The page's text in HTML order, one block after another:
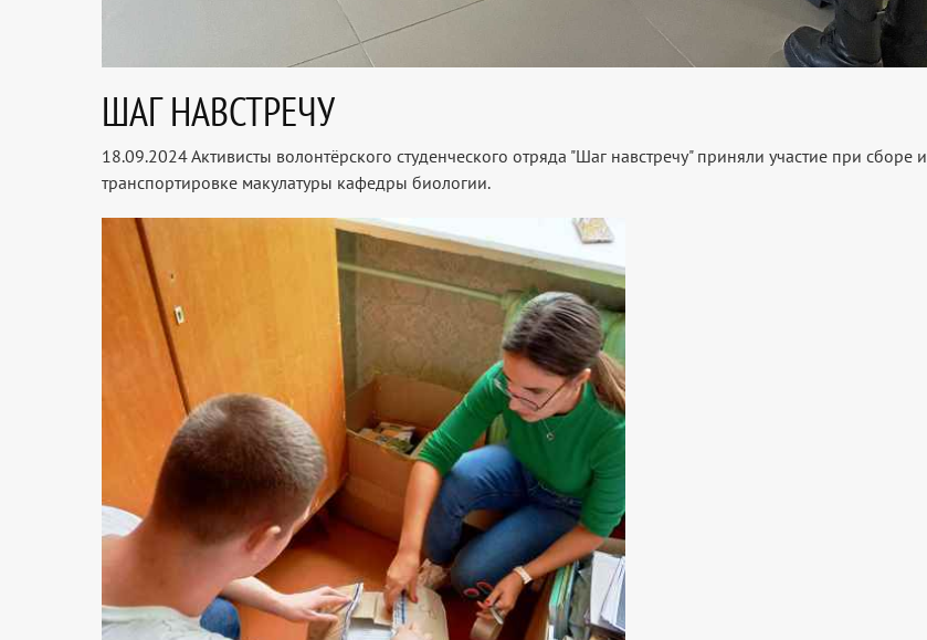
ШАГ НАВСТРЕЧУ
18.09.2024 Активисты волонтёрского студенческого отряда "Шаг навстречу" приняли участие при сборе и
транспортировке макулатуры кафедры биологии.​